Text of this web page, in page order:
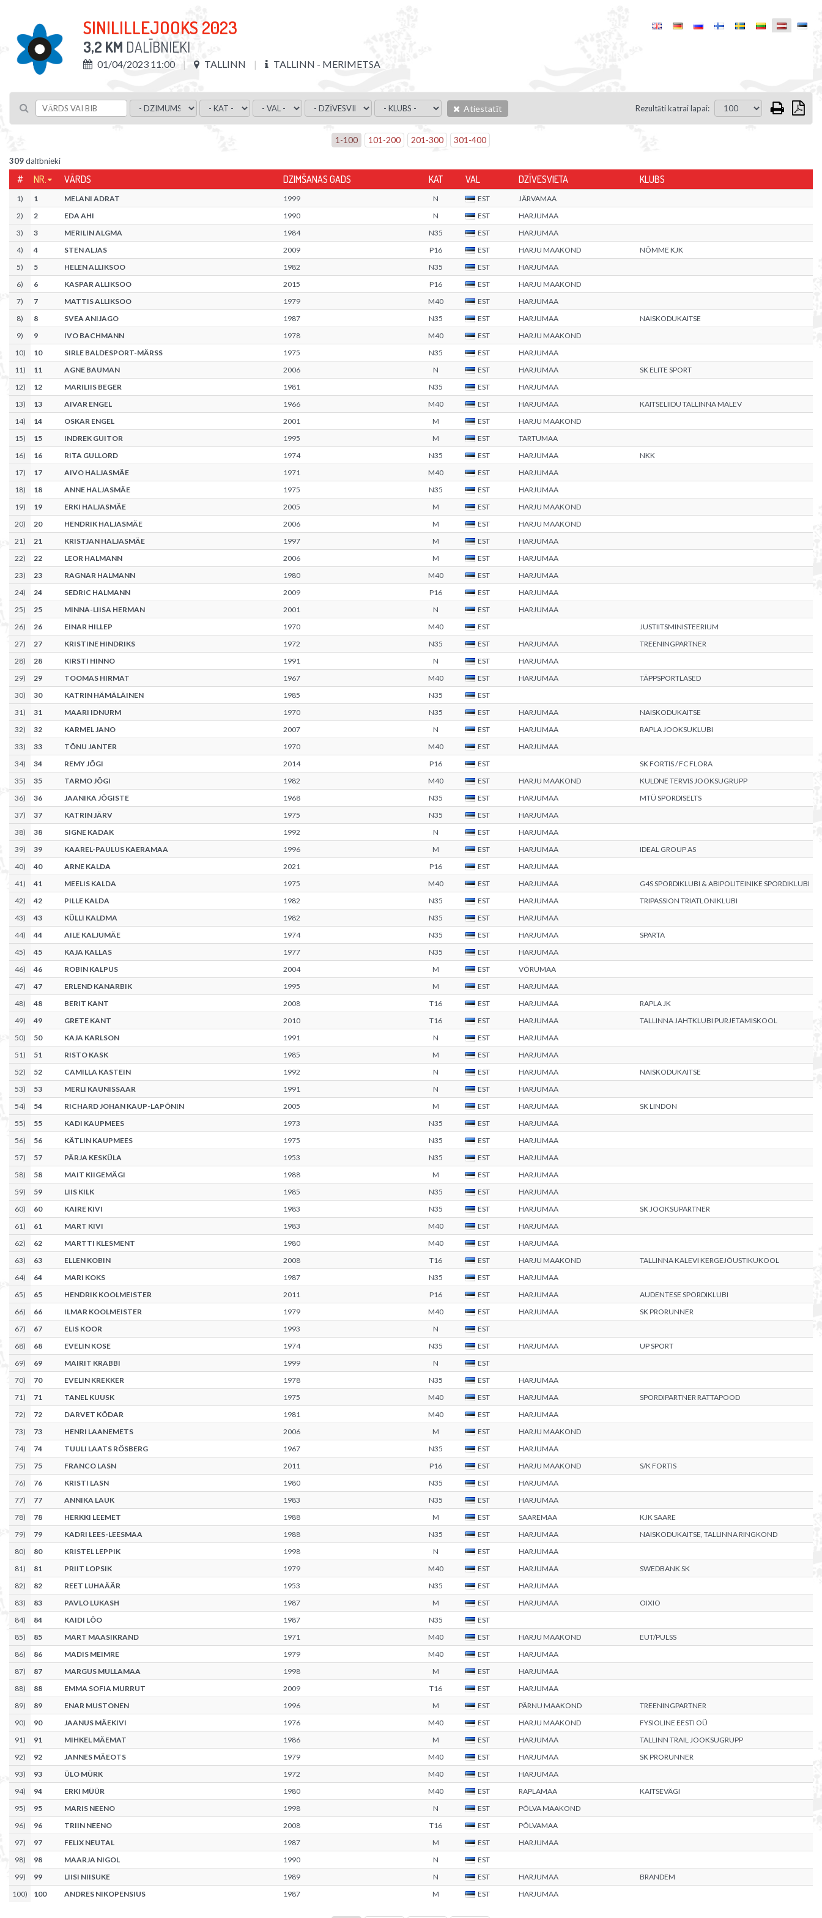
SINILILLEJOOKS 2023
3,2 KM DALĪBNIEKI
01/04/2023 11:00 TALLINN TALLINN - MERIMETSA
Atiestatīt Rezultāti katrai lapai:
1 -100 101 -200 201 -300 301 -400
309dalībnieki
# NR. VĀRDS DZIMŠANAS GADS KAT VAL DZĪVESVIETA KLUBS
1) 1 MELANI ADRAT 1999 N EST
JÄRVAMAA
2) 2 EDA AHI 1990 N EST
HARJUMAA
3) 3 MERILIN ALGMA 1984 N35 EST
HARJUMAA
4) 4 STEN ALJAS 2009 P16 EST HARJU MAAKOND
NÕMME KJK
5) 5 HELEN ALLIKSOO 1982 N35 EST
HARJUMAA
6) 6 KASPAR ALLIKSOO 2015 P16 EST
HARJU MAAKOND
7) 7 MATTIS ALLIKSOO 1979 M40 EST
HARJUMAA
8) 8 SVEA ANIJAGO 1987 N35 EST HARJUMAA
NAISKODUKAITSE
9) 9 IVO BACHMANN 1978 M40 EST
HARJU MAAKOND
10) 10 SIRLE BALDESPORT-MÄRSS 1975 N35 EST
HARJUMAA
11) 11 AGNE BAUMAN 2006 N EST HARJUMAA
SK ELITE SPORT
12) 12 MARILIIS BEGER 1981 N35 EST
HARJUMAA
13) 13 AIVAR ENGEL 1966 M40 EST HARJUMAA
KAITSELIIDU TALLINNA MALEV
14) 14 OSKAR ENGEL 2001 M EST
HARJU MAAKOND
15) 15 INDREK GUITOR 1995 M EST
TARTUMAA
16) 16 RITA GULLORD 1974 N35 EST HARJUMAA
NKK
17) 17 AIVO HALJASMÄE 1971 M40 EST
HARJUMAA
18) 18 ANNE HALJASMÄE 1975 N35 EST
HARJUMAA
19) 19 ERKI HALJASMÄE 2005 M EST
HARJU MAAKOND
20) 20 HENDRIK HALJASMÄE 2006 M EST
HARJU MAAKOND
21) 21 KRISTJAN HALJASMÄE 1997 M EST
HARJUMAA
22) 22 LEOR HALMANN 2006 M EST
HARJUMAA
23) 23 RAGNAR HALMANN 1980 M40 EST
HARJUMAA
24) 24 SEDRIC HALMANN 2009 P16 EST
HARJUMAA
25) 25 MINNA-LIISA HERMAN 2001 N EST
HARJUMAA
26) 26 EINAR HILLEP 1970 M40 EST
JUSTIITSMINISTEERIUM
27) 27 KRISTINE HINDRIKS 1972 N35 EST HARJUMAA
TREENINGPARTNER
28) 28 KIRSTI HINNO 1991 N EST
HARJUMAA
29) 29 TOOMAS HIRMAT 1967 M40 EST HARJUMAA
TÄPPSPORTLASED
30) 30 KATRIN HÄMÄLÄINEN 1985 N35
EST
31) 31 MAARI IDNURM 1970 N35 EST HARJUMAA
NAISKODUKAITSE
32) 32 KARMEL JANO 2007 N EST HARJUMAA
RAPLA JOOKSUKLUBI
33) 33 TÕNU JANTER 1970 M40 EST
HARJUMAA
34) 34 REMY JÕGI 2014 P16 EST
SK FORTIS / FC FLORA
35) 35 TARMO JÕGI 1982 M40 EST HARJU MAAKOND
KULDNE TERVIS JOOKSUGRUPP
36) 36 JAANIKA JÕGISTE 1968 N35 EST HARJUMAA
MTÜ SPORDISELTS
37) 37 KATRIN JÄRV 1975 N35 EST
HARJUMAA
38) 38 SIGNE KADAK 1992 N EST
HARJUMAA
39) 39 KAAREL-PAULUS KAERAMAA 1996 M EST HARJUMAA
IDEAL GROUP AS
40) 40 ARNE KALDA 2021 P16 EST
HARJUMAA
41) 41 MEELIS KALDA 1975 M40 EST HARJUMAA
G4S SPORDIKLUBI & ABIPOLITEINIKE SPORDIKLUBI
42) 42 PILLE KALDA 1982 N35 EST HARJUMAA
TRIPASSION TRIATLONIKLUBI
43) 43 KÜLLI KALDMA 1982 N35 EST
HARJUMAA
44) 44 AILE KALJUMÄE 1974 N35 EST HARJUMAA
SPARTA
45) 45 KAJA KALLAS 1977 N35 EST
HARJUMAA
46) 46 ROBIN KALPUS 2004 M EST
VÕRUMAA
47) 47 ERLEND KANARBIK 1995 M EST
HARJUMAA
48) 48 BERIT KANT 2008 T16 EST HARJUMAA
RAPLA JK
49) 49 GRETE KANT 2010 T16 EST HARJUMAA
TALLINNA JAHTKLUBI PURJETAMISKOOL
50) 50 KAJA KARLSON 1991 N EST
HARJUMAA
51) 51 RISTO KASK 1985 M EST
HARJUMAA
52) 52 CAMILLA KASTEIN 1992 N EST HARJUMAA
NAISKODUKAITSE
53) 53 MERLI KAUNISSAAR 1991 N EST
HARJUMAA
54) 54 RICHARD JOHAN KAUP-LAPÕNIN 2005 M EST HARJUMAA
SK LINDON
55) 55 KADI KAUPMEES 1973 N35 EST
HARJUMAA
56) 56 KÄTLIN KAUPMEES 1975 N35 EST
HARJUMAA
57) 57 PÄRJA KESKÜLA 1953 N35 EST
HARJUMAA
58) 58 MAIT KIIGEMÄGI 1988 M EST
HARJUMAA
59) 59 LIIS KILK 1985 N35 EST
HARJUMAA
60) 60 KAIRE KIVI 1983 N35 EST HARJUMAA
SK JOOKSUPARTNER
61) 61 MART KIVI 1983 M40 EST
HARJUMAA
62) 62 MARTTI KLESMENT 1980 M40 EST
HARJUMAA
63) 63 ELLEN KOBIN 2008 T16 EST HARJU MAAKOND
TALLINNA KALEVI KERGEJÕUSTIKUKOOL
64) 64 MARI KOKS 1987 N35 EST
HARJUMAA
65) 65 HENDRIK KOOLMEISTER 2011 P16 EST HARJUMAA
AUDENTESE SPORDIKLUBI
66) 66 ILMAR KOOLMEISTER 1979 M40 EST HARJUMAA
SK PRORUNNER
67) 67 ELIS KOOR 1993 N
EST
68) 68 EVELIN KOSE 1974 N35 EST HARJUMAA
UP SPORT
69) 69 MAIRIT KRABBI 1999 N
EST
70) 70 EVELIN KREKKER 1978 N35 EST
HARJUMAA
71) 71 TANEL KUUSK 1975 M40 EST HARJUMAA
SPORDIPARTNER RATTAPOOD
72) 72 DARVET KÕDAR 1981 M40 EST
HARJUMAA
73) 73 HENRI LAANEMETS 2006 M EST
HARJU MAAKOND
74) 74 TUULI LAATS RÖSBERG 1967 N35 EST
HARJUMAA
75) 75 FRANCO LASN 2011 P16 EST HARJU MAAKOND
S/K FORTIS
76) 76 KRISTI LASN 1980 N35 EST
HARJUMAA
77) 77 ANNIKA LAUK 1983 N35 EST
HARJUMAA
78) 78 HERKKI LEEMET 1988 M EST SAAREMAA
KJK SAARE
79) 79 KADRI LEES-LEESMAA 1988 N35 EST HARJUMAA
NAISKODUKAITSE, TALLINNA RINGKOND
80) 80 KRISTEL LEPPIK 1998 N EST
HARJUMAA
81) 81 PRIIT LOPSIK 1979 M40 EST HARJUMAA
SWEDBANK SK
82) 82 REET LUHAÄÄR 1953 N35 EST
HARJUMAA
83) 83 PAVLO LUKASH 1987 M EST HARJUMAA
OIXIO
84) 84 KAIDI LÕO 1987 N35
EST
85) 85 MART MAASIKRAND 1971 M40 EST HARJU MAAKOND
EUT/PULSS
86) 86 MADIS MEIMRE 1979 M40 EST
HARJUMAA
87) 87 MARGUS MULLAMAA 1998 M EST
HARJUMAA
88) 88 EMMA SOFIA MURRUT 2009 T16 EST
HARJUMAA
89) 89 ENAR MUSTONEN 1996 M EST PÄRNU MAAKOND
TREENINGPARTNER
90) 90 JAANUS MÄEKIVI 1976 M40 EST HARJU MAAKOND
FYSIOLINE EESTI OÜ
91) 91 MIHKEL MÄEMAT 1986 M EST HARJUMAA
TALLINN TRAIL JOOKSUGRUPP
92) 92 JANNES MÄEOTS 1979 M40 EST HARJUMAA
SK PRORUNNER
93) 93 ÜLO MÜRK 1972 M40 EST
HARJUMAA
94) 94 ERKI MÜÜR 1980 M40 EST RAPLAMAA
KAITSEVÄGI
95) 95 MARIS NEENO 1998 N EST
PÕLVA MAAKOND
96) 96 TRIIN NEENO 2008 T16 EST
PÕLVAMAA
97) 97 FELIX NEUTAL 1987 M EST
HARJUMAA
98) 98 MAARJA NIGOL 1990 N
EST
99) 99 LIISI NIISUKE 1989 N EST HARJUMAA
BRANDEM
100) 100 ANDRES NIKOPENSIUS 1987 M EST HARJUMAA